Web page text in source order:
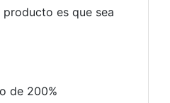
es que sea
de 200%